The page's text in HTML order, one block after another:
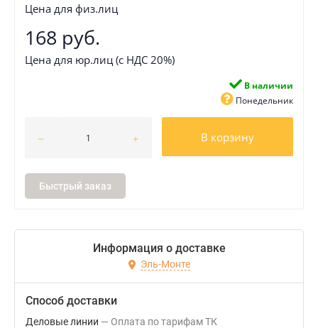
Цена для физ.лиц
168 руб.
Цена для юр.лиц (с НДС 20%)
В наличии
Понедельник
В корзину
Быстрый заказ
Информация о доставке
Эль-Монте
Способ доставки
Деловые линии Оплата по тарифам ТК